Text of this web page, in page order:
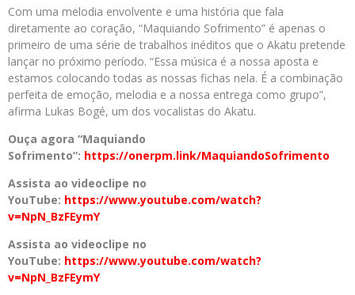
Com uma melodia envolvente e uma história que fala
diretamente ao coração, “Maquiando Sofrimento” é apenas o
primeiro de uma série de trabalhos inéditos que o Akatu pretende
lançar no próximo período. “Essa música é a nossa aposta e
estamos colocando todas as nossas fichas nela. É a combinação
perfeita de emoção, melodia e a nossa entrega como grupo”,
afirma Lukas Bogé, um dos vocalistas do Akatu.
Ouça agora “Maquiando
Sofrimento”: https://onerpm.link/MaquiandoSofrimento
Assista ao videoclipe no
YouTube: https://www.youtube.com/watch?
v=NpN_BzFEymY
Assista ao videoclipe no
YouTube: https://www.youtube.com/watch?
v=NpN_BzFEymY